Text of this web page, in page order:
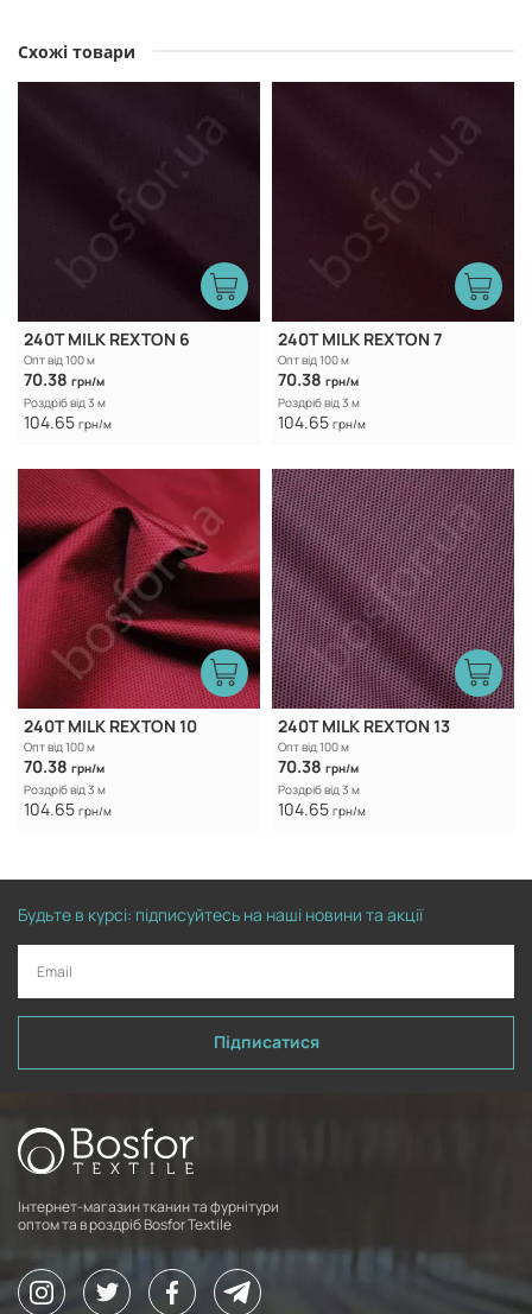
Схожі товари
240T MILK REXTON 6
Опт від 100 м
70.38 грн/м
Роздріб від 3 м
104.65 грн/м
240T MILK REXTON 7
Опт від 100 м
70.38 грн/м
Роздріб від 3 м
104.65 грн/м
240T MILK REXTON 10
Опт від 100 м
70.38 грн/м
Роздріб від 3 м
104.65 грн/м
240T MILK REXTON 13
Опт від 100 м
70.38 грн/м
Роздріб від 3 м
104.65 грн/м
Будьте в курсі: підписуйтесь на наші новини та акції
Підписатися
Інтернет-магазин тканин та фурнітури
оптом та в роздріб Bosfor Textile